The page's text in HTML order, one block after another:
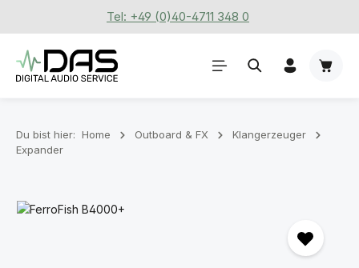
Zum Hauptinhalt springenTel: +49 (0)40-4711 348 0
Du bist hier: Home Outboard & FX
Klangerzeuger
Expander
Bildergalerie überspringen